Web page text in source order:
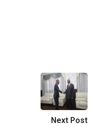
Next Post